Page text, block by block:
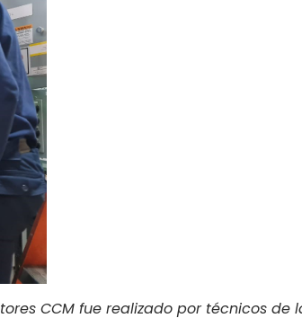
CCM fue realizado por técnicos de